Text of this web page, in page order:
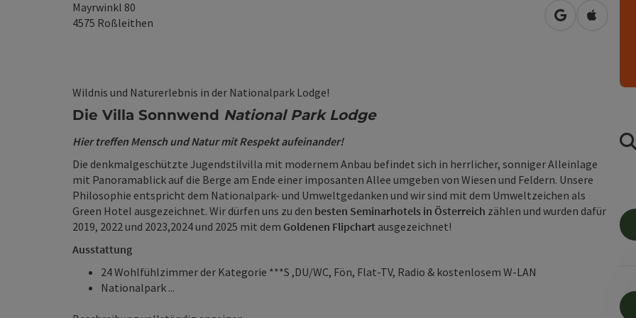
Mayrwinkl 80
4575 Roßleithen in Google
in
Wildnis und Naturerlebnis in der Nationalpark Lodge!
Die Villa Sonnwend National Park Lodge
Hier treffen Mensch und Natur mit Respekt aufeinander!
Die denkmalgeschützte Jugendstilvilla mit modernem Anbau befindet sich in herrlicher, sonniger Alleinlage
mit Panoramablick auf die Berge am Ende einer imposanten Allee umgeben von Wiesen und Feldern. Unsere
Philosophie entspricht dem Nationalpark- und Umweltgedanken und wir sind mit dem Umweltzeichen als
Green Hotel ausgezeichnet. Wir dürfen uns zu den besten Seminarhotels in Österreich zählen und wurden dafür
2019, 2022 und 2023,2024 und 2025 mit dem Goldenen Flipchart ausgezeichnet!
Ausstattung
24 Wohlfühlzimmer der Kategorie ***S ,DU/WC, Fön, Flat-TV, Radio & kostenlosem W-LAN
Nationalpark ...